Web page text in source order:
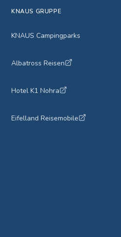
KNAUS GRUPPE
KNAUS Campingparks
Albatross Reisen
Hotel K1 Nohra
Eifelland Reisemobile